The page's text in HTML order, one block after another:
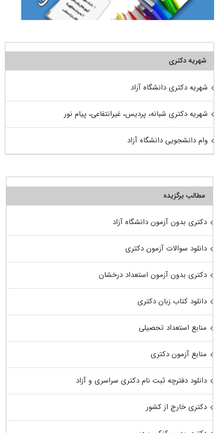
شهریه دکتری
شهریه دکتری دانشگاه آزاد
شهریه دکتری شبانه، پردیس، غیرانتفاعی، پیام نور
وام دانشجویی دانشگاه آزاد
مطالب برگزیده
دکتری بدون آزمون دانشگاه آزاد
دانلود سوالات آزمون دکتری
دکتری بدون آزمون استعداد درخشان
دانلود کتاب زبان دکتری
منابع استعداد تحصیلی
منابع آزمون دکتری
دانلود دفترچه ثبت نام دکتری سراسری و آزاد
دکتری خارج از کشور